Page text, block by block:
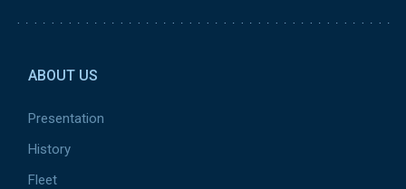
ABOUT US
Presentation
History
Fleet